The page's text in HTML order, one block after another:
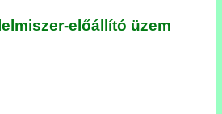
előállító üzem